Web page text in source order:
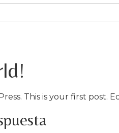
This is your first post.